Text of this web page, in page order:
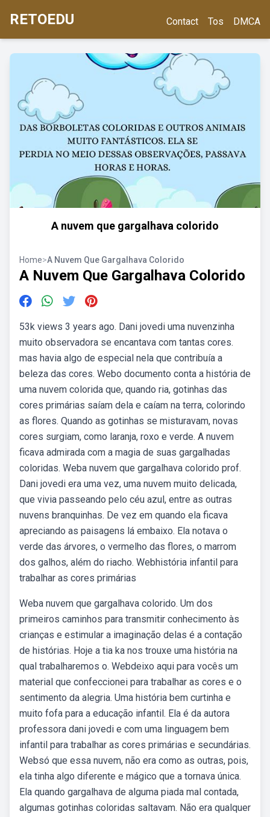
RETOEDU Contact Tos DMCA
A nuvem que gargalhava colorido
Home>A Nuvem Que Gargalhava Colorido
A Nuvem Que Gargalhava Colorido
53k views 3 years ago. Dani jovedi uma nuvenzinha
muito observadora se encantava com tantas cores.
mas havia algo de especial nela que contribuía a
beleza das cores. Webo documento conta a história de
uma nuvem colorida que, quando ria, gotinhas das
cores primárias saíam dela e caíam na terra, colorindo
as flores. Quando as gotinhas se misturavam, novas
cores surgiam, como laranja, roxo e verde. A nuvem
ficava admirada com a magia de suas gargalhadas
coloridas. Weba nuvem que gargalhava colorido prof.
Dani jovedi era uma vez, uma nuvem muito delicada,
que vivia passeando pelo céu azul, entre as outras
nuvens branquinhas. De vez em quando ela ficava
apreciando as paisagens lá embaixo. Ela notava o
verde das árvores, o vermelho das flores, o marrom
dos galhos, além do riacho. Webhistória infantil para
trabalhar as cores primárias
Weba nuvem que gargalhava colorido. Um dos
primeiros caminhos para transmitir conhecimento às
crianças e estimular a imaginação delas é a contação
de histórias. Hoje a tia ka nos trouxe uma história na
qual trabalharemos o. Webdeixo aqui para vocês um
material que confeccionei para trabalhar as cores e o
sentimento da alegria. Uma história bem curtinha e
muito fofa para a educação infantil. Ela é da autora
professora dani jovedi e com uma linguagem bem
infantil para trabalhar as cores primárias e secundárias.
Websó que essa nuvem, não era como as outras, pois,
ela tinha algo diferente e mágico que a tornava única.
Ela quando gargalhava de alguma piada mal contada,
algumas gotinhas coloridas saltavam. Não era qualquer